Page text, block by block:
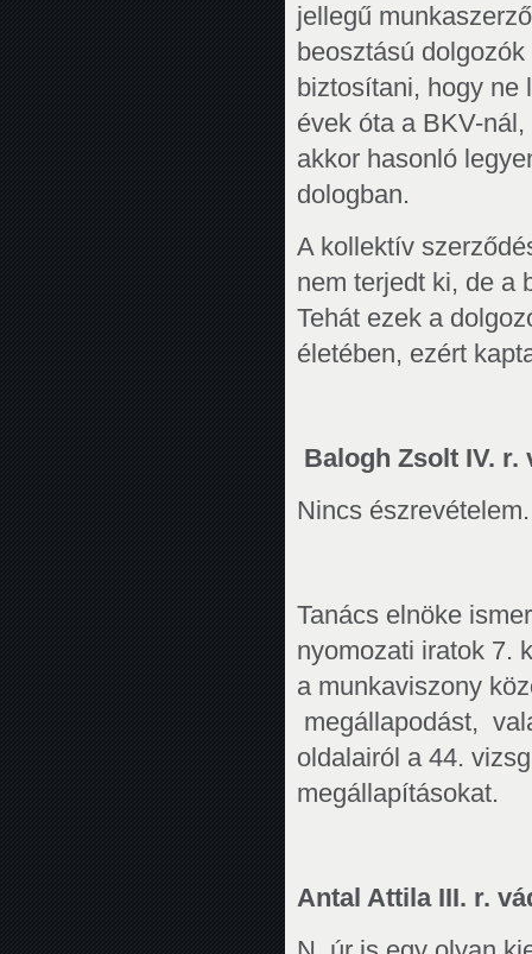
jellegű
beosztású
biztosítani, hogy ne
évek óta a BKV-
akkor hasonló
dologban.
A kollektív
nem terjedt ki, de a
Tehát ezek a
életében, ezért
Balogh Zsolt IV. r.
Nincs észrevételem.
Tanács elnöke
nyomozati iratok 7.
a munkaviszony
megállapodást,
oldalairól a 44.
megállapításokat.
Antal Attila III. r.